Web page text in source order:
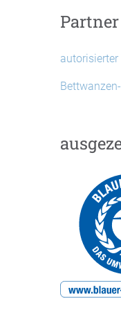
Partner